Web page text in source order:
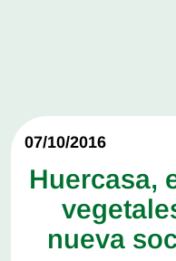
07/10/2016
Huercasa,
nueva